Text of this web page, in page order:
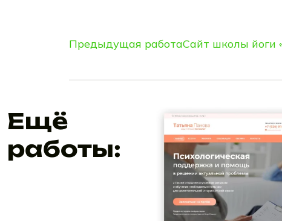
Предыдущая работаСайт школы йоги
Ещё
работы: